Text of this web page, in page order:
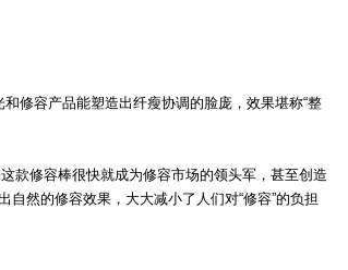
修容产品能塑造出纤瘦协调的脸庞，效果堪称“整
款修容棒很快就成为修容市场的领头军，甚至创造
然的修容效果，大大减小了人们对“修容”的负担